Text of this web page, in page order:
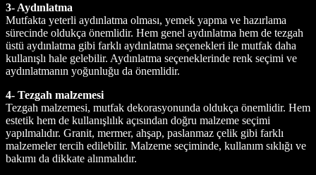
3- Aydınlatma
Mutfakta yeterli aydınlatma olması, yemek yapma ve hazırlama
sürecinde oldukça önemlidir. Hem genel aydınlatma hem de tezgah
üstü aydınlatma gibi farklı aydınlatma seçenekleri ile mutfak daha
kullanışlı hale gelebilir. Aydınlatma seçeneklerinde renk seçimi ve
aydınlatmanın yoğunluğu da önemlidir.
4- Tezgah malzemesi
Tezgah malzemesi, mutfak dekorasyonunda oldukça önemlidir. Hem
estetik hem de kullanışlılık açısından doğru malzeme seçimi
yapılmalıdır. Granit, mermer, ahşap, paslanmaz çelik gibi farklı
malzemeler tercih edilebilir. Malzeme seçiminde, kullanım sıklığı ve
bakımı da dikkate alınmalıdır.